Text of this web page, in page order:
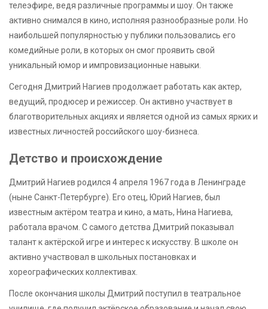
телеэфире, ведя различные программы и шоу. Он также
активно снимался в кино, исполняя разнообразные роли. Но
наибольшей популярностью у публики пользовались его
комедийные роли, в которых он смог проявить свой
уникальный юмор и импровизационные навыки.
Сегодня Дмитрий Нагиев продолжает работать как актер,
ведущий, продюсер и режиссер. Он активно участвует в
благотворительных акциях и является одной из самых ярких и
известных личностей российского шоу-бизнеса.
Детство и происхождение
Дмитрий Нагиев родился 4 апреля 1967 года в Ленинграде
(ныне Санкт-Петербурге). Его отец, Юрий Нагиев, был
известным актёром театра и кино, а мать, Нина Нагиева,
работала врачом. С самого детства Дмитрий показывал
талант к актёрской игре и интерес к искусству. В школе он
активно участвовал в школьных постановках и
хореографических коллективах.
После окончания школы Дмитрий поступил в театральное